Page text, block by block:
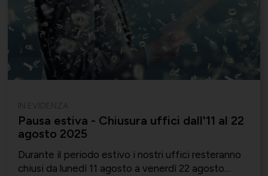
Pausa estiva - Chiusura uffici dall'11 al 22
agosto 2025
Durante il periodo estivo i nostri uffici resteranno
chiusi da lunedì 11 agosto a venerdì 22 agosto
Momenti di vita associativa
Scambi fra soci
Varie